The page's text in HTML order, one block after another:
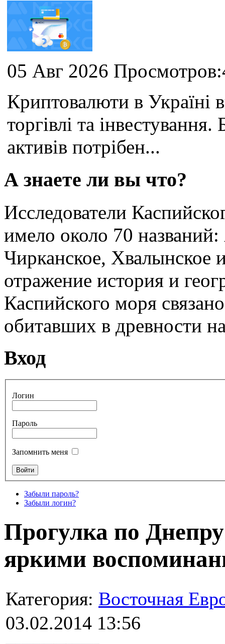
05 Авг 2026
Криптовалюти в Україні
торгівлі та
активів потрібен...
А знаете ли вы что?
Исследователи
имело около 70
Чирканское, Хвалынское
отражение история и
Каспийского моря
обитавших в древности
Вход
Логин
Пароль
Запомнить меня
Забыли пароль?
Забыли логин?
Прогулка по
яркими
Категория: Восточная
03.02.2014 13:56